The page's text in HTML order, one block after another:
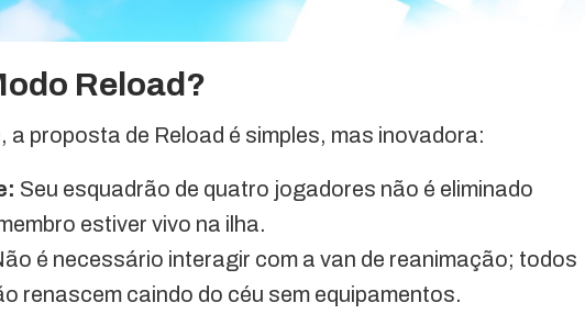
Reload?
a proposta de Reload é simples, mas inovadora:
Seu esquadrão de quatro jogadores não é eliminado
estiver vivo na ilha.
é necessário interagir com a van de reanimação; todos
renascem caindo do céu sem equipamentos.